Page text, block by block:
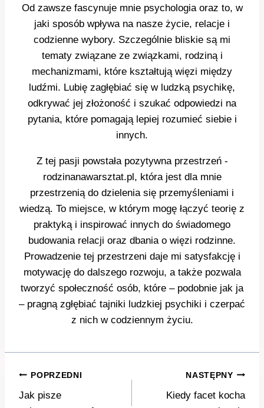
Od zawsze fascynuje mnie psychologia oraz to, w
jaki sposób wpływa na nasze życie, relacje i
codzienne wybory. Szczególnie bliskie są mi
tematy związane ze związkami, rodziną i
mechanizmami, które kształtują więzi między
ludźmi. Lubię zagłębiać się w ludzką psychikę,
odkrywać jej złożoność i szukać odpowiedzi na
pytania, które pomagają lepiej rozumieć siebie i
innych.
Z tej pasji powstała pozytywna przestrzeń -
rodzinanawarsztat.pl, która jest dla mnie
przestrzenią do dzielenia się przemyśleniami i
wiedzą. To miejsce, w którym mogę łączyć teorię z
praktyką i inspirować innych do świadomego
budowania relacji oraz dbania o więzi rodzinne.
Prowadzenie tej przestrzeni daje mi satysfakcję i
motywację do dalszego rozwoju, a także pozwala
tworzyć społeczność osób, które – podobnie jak ja
– pragną zgłębiać tajniki ludzkiej psychiki i czerpać
z nich w codziennym życiu.
Nawigacja
wpisu
POPRZEDNI
Jak pisze
NASTĘPNY
Kiedy facet kocha